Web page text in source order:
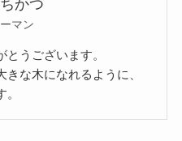
かつ
マン
うございます。
な木になれるように、